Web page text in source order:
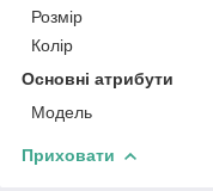
Розмір
Колір
Основні атрибути
Модель
Приховати